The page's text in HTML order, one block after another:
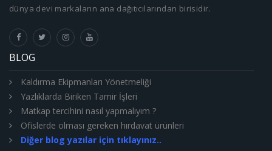
dünya devi markaların ana dağıtıcılarından birisidir.
BLOG
Kaldırma Ekipmanları Yönetmeliği
Yazlıklarda Biriken Tamir İşleri
Matkap tercihini nasıl yapmalıyım ?
Ofislerde olması gereken hırdavat ürünleri
Diğer blog yazılar için tıklayınız..